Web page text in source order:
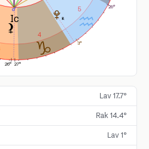
4
5
3°
29°
27°
26°
Lav 17.7°
Rak 14.4°
Lav 1°